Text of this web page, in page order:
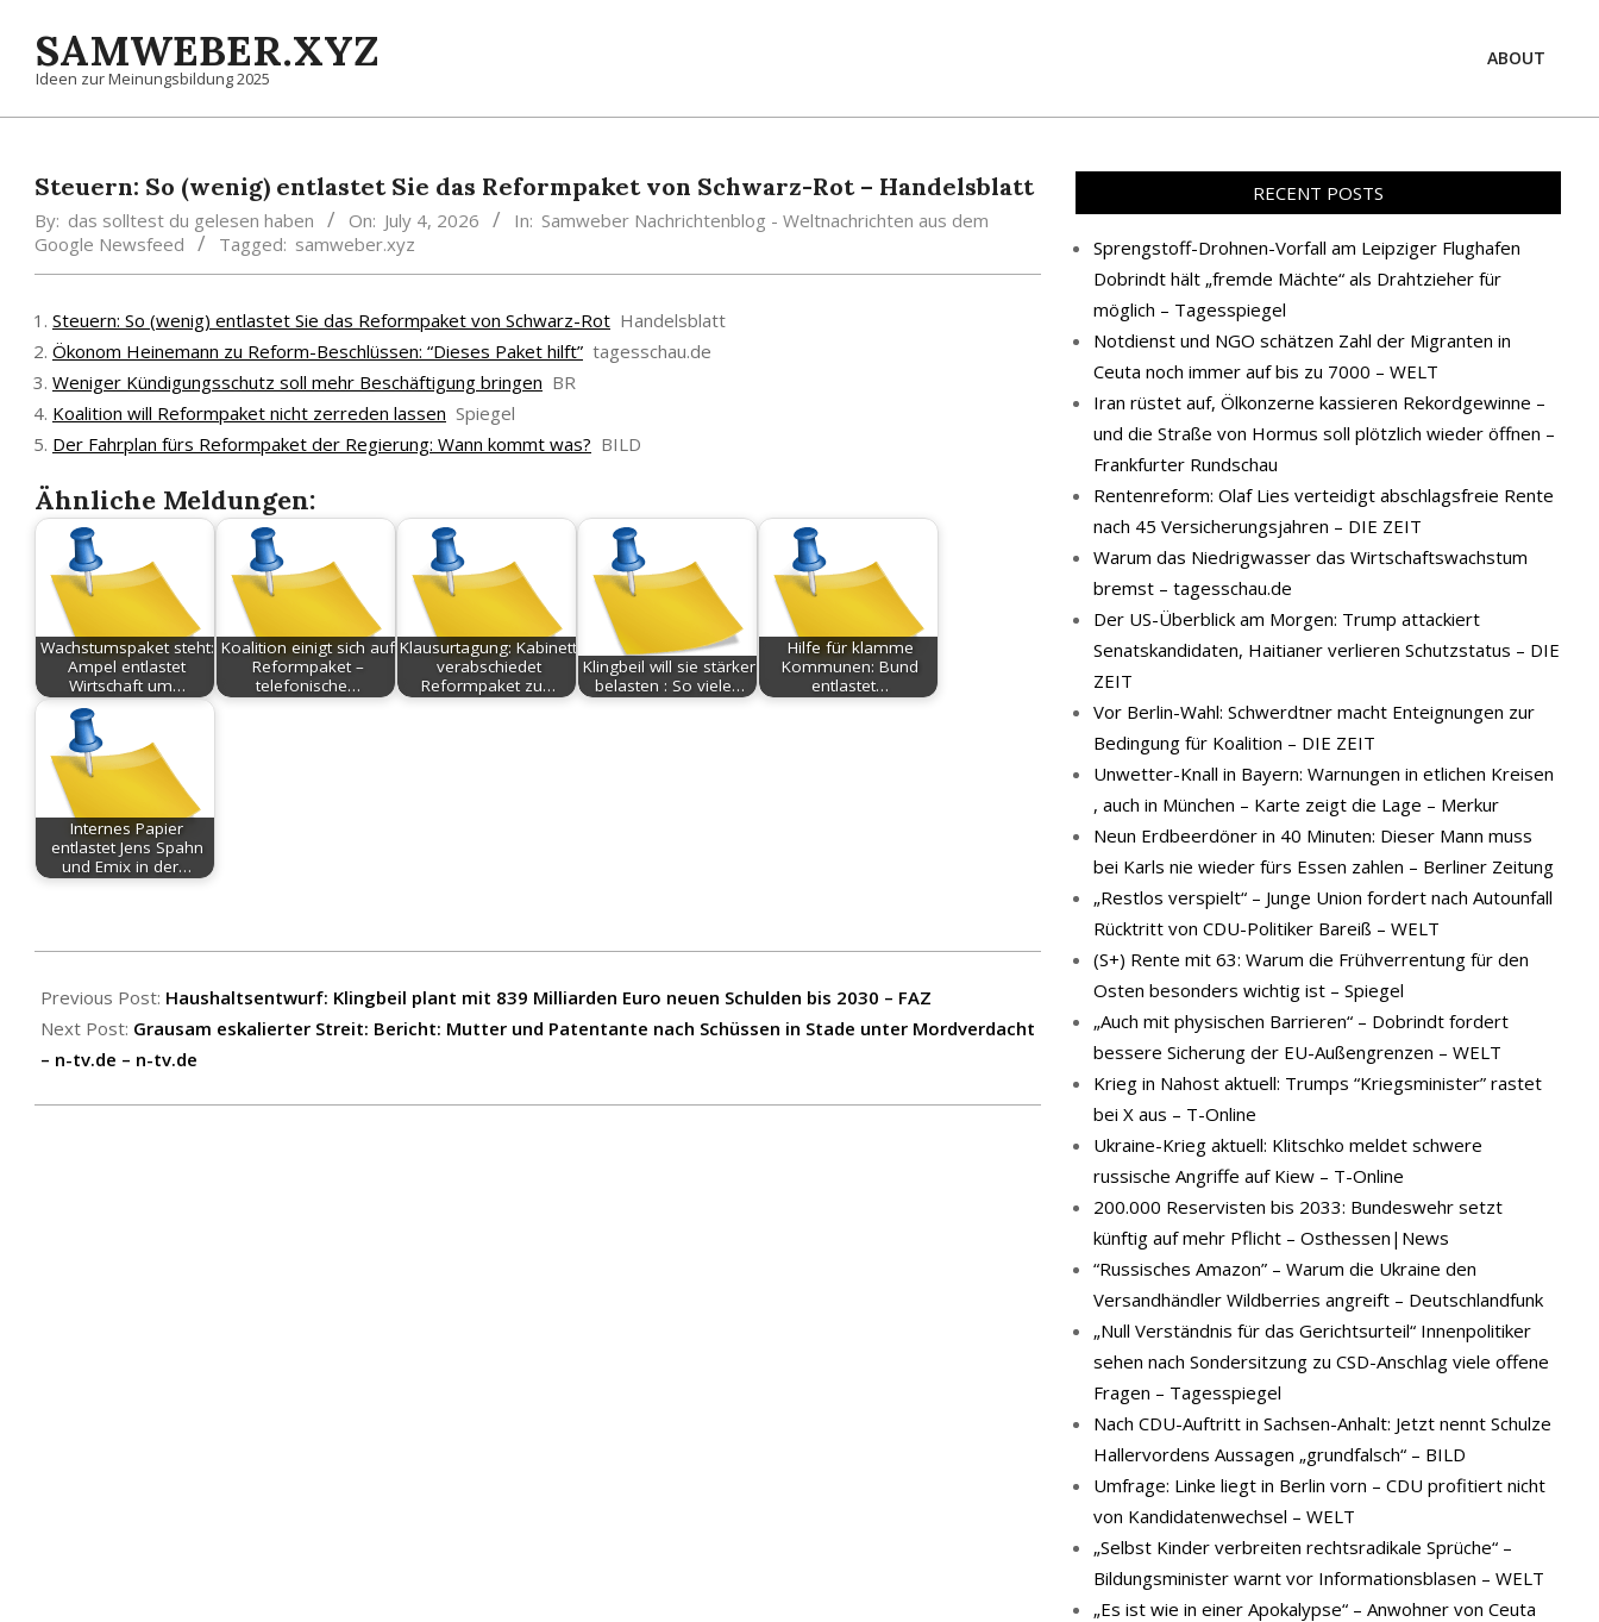
contentSAMWEBER.XYZ
Ideen zur Meinungsbildung 2025
ABOUT
Steuern: So (wenig) entlastet Sie das Reformpaket von Schwarz-Rot – Handelsblatt
By: das solltest du gelesen haben On: July 4, 2026 In: Samweber Nachrichtenblog - Weltnachrichten aus dem
Google Newsfeed
Tagged: samweber.xyz
Steuern: So (wenig) entlastet Sie das Reformpaket von Schwarz-Rot Handelsblatt
Ökonom Heinemann zu Reform-Beschlüssen: “Dieses Paket hilft” tagesschau.de
Weniger Kündigungsschutz soll mehr Beschäftigung bringen BR
Koalition will Reformpaket nicht zerreden lassen Spiegel
Der Fahrplan fürs Reformpaket der Regierung: Wann kommt was? BILD
Ähnliche Meldungen:
Wachstumspaket steht:
Ampel entlastet
Wirtschaft um…
Koalition einigt sich auf
Reformpaket –
telefonische…
Klausurtagung: Kabinett
verabschiedet
Reformpaket zu…
Klingbeil will sie stärker
belasten : So viele…
Hilfe für klamme
Kommunen: Bund
entlastet…
Internes Papier
entlastet Jens Spahn
und Emix in der…
07-
04
Previous Post: Haushaltsentwurf: Klingbeil plant mit 839 Milliarden Euro neuen Schulden bis 2030 – FAZ
Next Post: Grausam eskalierter Streit: Bericht: Mutter und Patentante nach Schüssen in Stade unter Mordverdacht
– n-tv.de – n-tv.de
RECENT POSTS
Sprengstoff-Drohnen-Vorfall am Leipziger Flughafen
Dobrindt hält „fremde Mächte“ als Drahtzieher für
möglich – Tagesspiegel
Notdienst und NGO schätzen Zahl der Migranten in
Ceuta noch immer auf bis zu 7000 – WELT
Iran rüstet auf, Ölkonzerne kassieren Rekordgewinne –
und die Straße von Hormus soll plötzlich wieder öffnen –
Frankfurter Rundschau
Rentenreform: Olaf Lies verteidigt abschlagsfreie Rente
nach 45 Versicherungsjahren – DIE ZEIT
Warum das Niedrigwasser das Wirtschaftswachstum
bremst – tagesschau.de
Der US-Überblick am Morgen: Trump attackiert
Senatskandidaten, Haitianer verlieren Schutzstatus – DIE
ZEIT
Vor Berlin-Wahl: Schwerdtner macht Enteignungen zur
Bedingung für Koalition – DIE ZEIT
Unwetter-Knall in Bayern: Warnungen in etlichen Kreisen
, auch in München – Karte zeigt die Lage – Merkur
Neun Erdbeerdöner in 40 Minuten: Dieser Mann muss
bei Karls nie wieder fürs Essen zahlen – Berliner Zeitung
„Restlos verspielt“ – Junge Union fordert nach Autounfall
Rücktritt von CDU-Politiker Bareiß – WELT
(S+) Rente mit 63: Warum die Frühverrentung für den
Osten besonders wichtig ist – Spiegel
„Auch mit physischen Barrieren“ – Dobrindt fordert
bessere Sicherung der EU-Außengrenzen – WELT
Krieg in Nahost aktuell: Trumps “Kriegsminister” rastet
bei X aus – T-Online
Ukraine-Krieg aktuell: Klitschko meldet schwere
russische Angriffe auf Kiew – T-Online
200.000 Reservisten bis 2033: Bundeswehr setzt
künftig auf mehr Pflicht – Osthessen|News
“Russisches Amazon” – Warum die Ukraine den
Versandhändler Wildberries angreift – Deutschlandfunk
„Null Verständnis für das Gerichtsurteil“ Innenpolitiker
sehen nach Sondersitzung zu CSD-Anschlag viele offene
Fragen – Tagesspiegel
Nach CDU-Auftritt in Sachsen-Anhalt: Jetzt nennt Schulze
Hallervordens Aussagen „grundfalsch“ – BILD
Umfrage: Linke liegt in Berlin vorn – CDU profitiert nicht
von Kandidatenwechsel – WELT
„Selbst Kinder verbreiten rechtsradikale Sprüche“ –
Bildungsminister warnt vor Informationsblasen – WELT
„Es ist wie in einer Apokalypse“ – Anwohner von Ceuta